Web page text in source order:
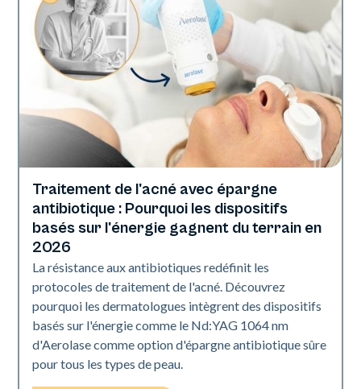
Santé de la peau
Traitement de l'acné avec épargne
antibiotique : Pourquoi les dispositifs
basés sur l'énergie gagnent du terrain en
2026
La résistance aux antibiotiques redéfinit les
protocoles de traitement de l'acné. Découvrez
pourquoi les dermatologues intègrent des dispositifs
basés sur l'énergie comme le Nd:YAG 1064 nm
d'Aerolase comme option d'épargne antibiotique sûre
pour tous les types de peau.